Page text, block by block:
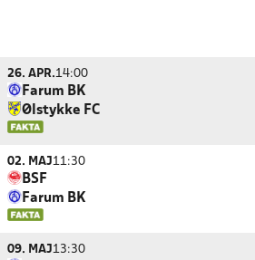
26. APR.14:00
Farum BK
Ølstykke FC
02. MAJ11:30
BSF
Farum BK
09. MAJ13:30